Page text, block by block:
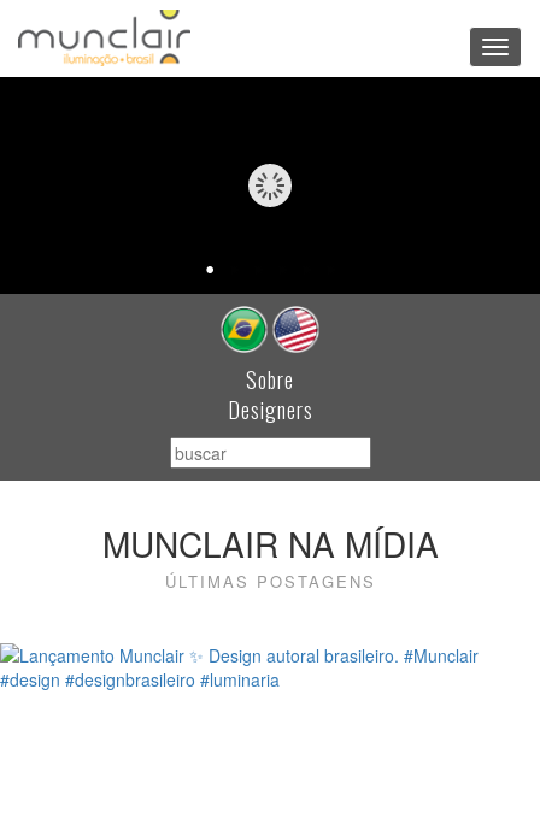
Sobre
Designers
MUNCLAIR NA MÍDIA
ÚLTIMAS POSTAGENS